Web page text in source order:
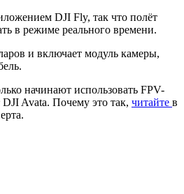
DJI Fly, так что полёт
в режиме реального времени.
и включает модуль камеры,
начинают использовать FPV-
Avata. Почему это так, читайте в